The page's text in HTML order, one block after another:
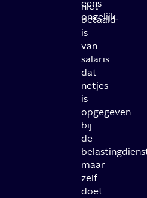
eens
ongelijk.
niet
betaald
is
van
salaris
dat
netjes
is
opgegeven
bij
de
maar
zelf
doet